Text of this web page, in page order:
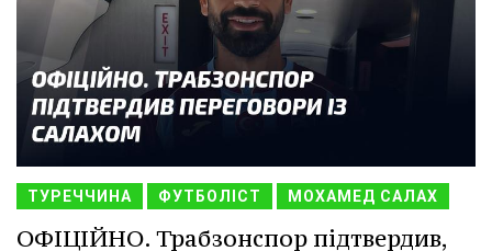
ТУРЕЧЧИНА ФУТБОЛІСТ МОХАМЕД САЛАХ
ОФІЦІЙНО. Трабзонспор підтвердив,